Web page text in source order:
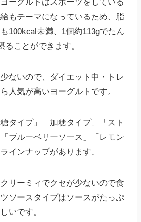
ーグルトはスポーツをしている
もテーマになっているため、脂
100kcal未満、1個約113gでたん
ることができます。
ないので、ダイエット中・トレ
人気が高いヨーグルトです。
タイプ」「加糖タイプ」「スト
ブルーベリーソース」「レモン
インナップがあります。
リーミィでクセが少ないので食
ソースタイプはソースがたっぷ
いです。